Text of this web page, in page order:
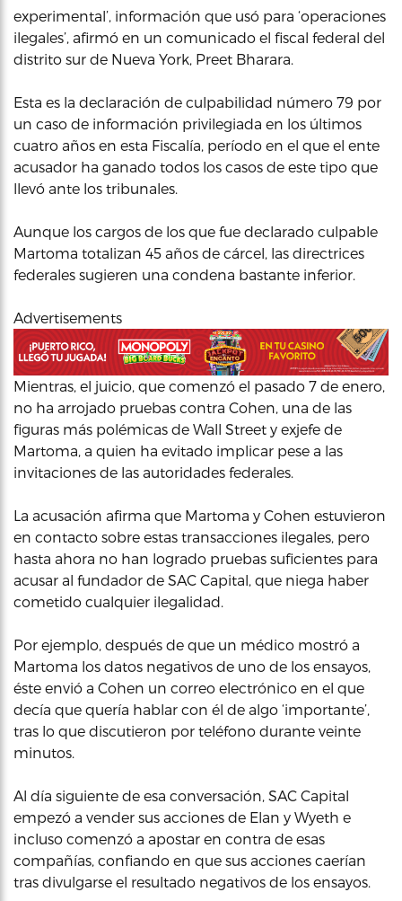
experimental’, información que usó para ‘operaciones
ilegales’, afirmó en un comunicado el fiscal federal del
distrito sur de Nueva York, Preet Bharara.
Esta es la declaración de culpabilidad número 79 por
un caso de información privilegiada en los últimos
cuatro años en esta Fiscalía, período en el que el ente
acusador ha ganado todos los casos de este tipo que
llevó ante los tribunales.
Aunque los cargos de los que fue declarado culpable
Martoma totalizan 45 años de cárcel, las directrices
federales sugieren una condena bastante inferior.
Advertisements
Mientras, el juicio, que comenzó el pasado 7 de enero,
no ha arrojado pruebas contra Cohen, una de las
figuras más polémicas de Wall Street y exjefe de
Martoma, a quien ha evitado implicar pese a las
invitaciones de las autoridades federales.
La acusación afirma que Martoma y Cohen estuvieron
en contacto sobre estas transacciones ilegales, pero
hasta ahora no han logrado pruebas suficientes para
acusar al fundador de SAC Capital, que niega haber
cometido cualquier ilegalidad.
Por ejemplo, después de que un médico mostró a
Martoma los datos negativos de uno de los ensayos,
éste envió a Cohen un correo electrónico en el que
decía que quería hablar con él de algo ‘importante’,
tras lo que discutieron por teléfono durante veinte
minutos.
Al día siguiente de esa conversación, SAC Capital
empezó a vender sus acciones de Elan y Wyeth e
incluso comenzó a apostar en contra de esas
compañías, confiando en que sus acciones caerían
tras divulgarse el resultado negativos de los ensayos.